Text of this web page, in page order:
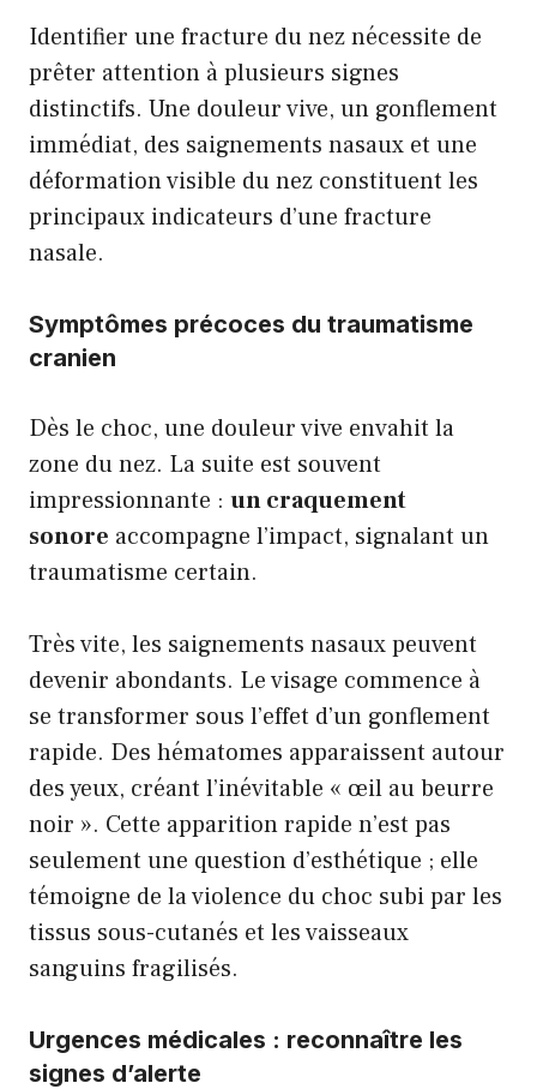
Identifier une fracture du nez nécessite de
prêter attention à plusieurs signes
distinctifs. Une douleur vive, un gonflement
immédiat, des saignements nasaux et une
déformation visible du nez constituent les
principaux indicateurs d’une fracture
nasale.
Symptômes précoces du traumatisme
cranien
Dès le choc, une douleur vive envahit la
zone du nez. La suite est souvent
impressionnante : un craquement
sonore accompagne l’impact, signalant un
traumatisme certain.
Très vite, les saignements nasaux peuvent
devenir abondants. Le visage commence à
se transformer sous l’effet d’un gonflement
rapide. Des hématomes apparaissent autour
des yeux, créant l’inévitable « œil au beurre
noir ». Cette apparition rapide n’est pas
seulement une question d’esthétique ; elle
témoigne de la violence du choc subi par les
tissus sous-cutanés et les vaisseaux
sanguins fragilisés.
Urgences médicales : reconnaître les
signes d’alerte